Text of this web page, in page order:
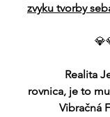
zvyku tvorby
Realita
rovnica, je to
Vibračná